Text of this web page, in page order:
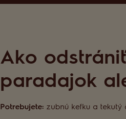
Ako
paradajok
Potrebujete: zubnú kefku a tekutý